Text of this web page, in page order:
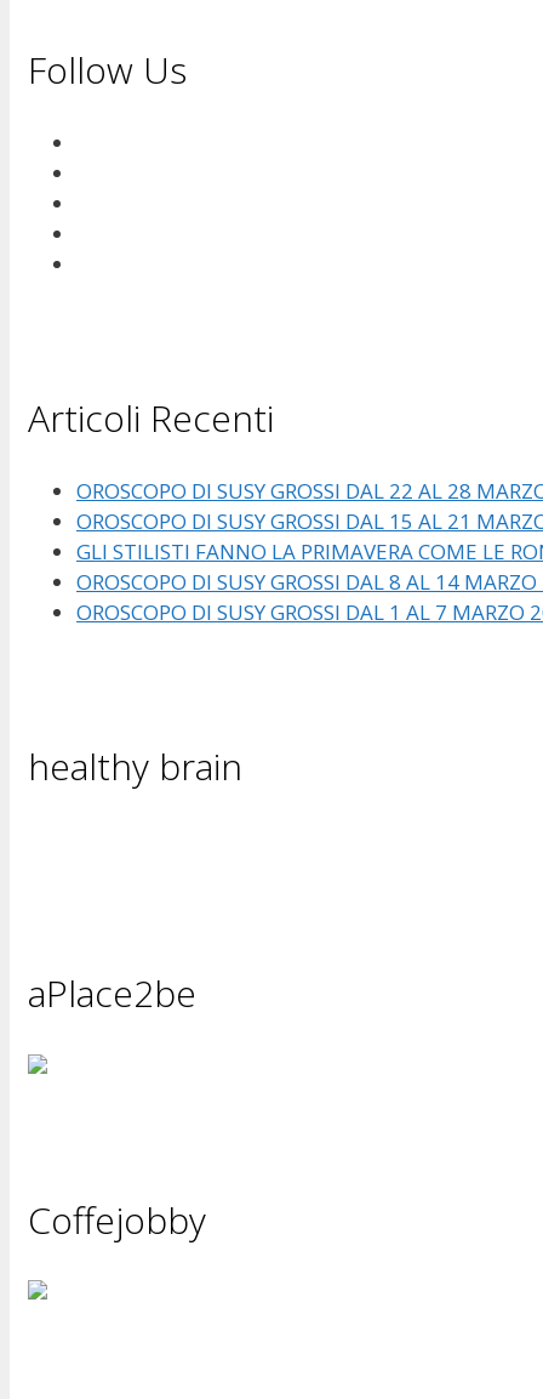
Follow Us
Articoli Recenti
OROSCOPO DI SUSY GROSSI DAL 22 AL 28
OROSCOPO DI SUSY GROSSI DAL 15 AL 21
GLI STILISTI FANNO LA PRIMAVERA COME LE
OROSCOPO DI SUSY GROSSI DAL 8 AL 14
OROSCOPO DI SUSY GROSSI DAL 1 AL 7 MARZO
healthy brain
aPlace2be
Coffejobby